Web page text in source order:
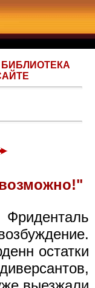
БИБЛИОТЕКА
остатки